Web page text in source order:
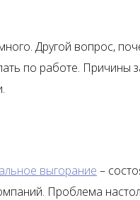
Другой вопрос,
по работе. Причины
выгорание –
Проблема